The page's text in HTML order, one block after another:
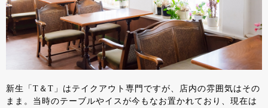
新生「T＆T」はテイクアウト専門ですが、店内の雰囲気はその
まま。当時のテーブルやイスが今もなお置かれており、現在は